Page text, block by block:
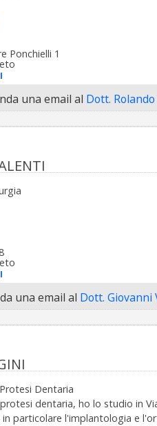
Ponchielli 1
una email al Dott.
una email al Dott. Giovanni
Dentaria
dentaria, ho lo studio in
particolare l'implantologia e